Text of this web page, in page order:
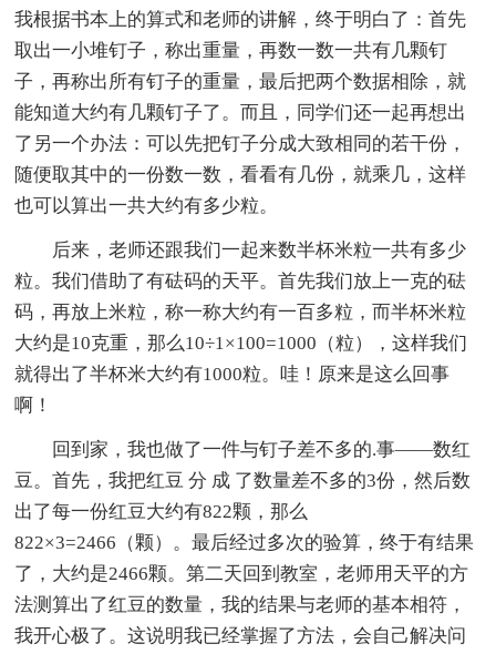
我根据书本上的算式和老师的讲解，终于明白了：首先
取出一小堆钉子，称出重量，再数一数一共有几颗钉
子，再称出所有钉子的重量，最后把两个数据相除，就
能知道大约有几颗钉子了。而且，同学们还一起再想出
了另一个办法：可以先把钉子分成大致相同的若干份，
随便取其中的一份数一数，看看有几份，就乘几，这样
也可以算出一共大约有多少粒。
后来，老师还跟我们一起来数半杯米粒一共有多少
粒。我们借助了有砝码的天平。首先我们放上一克的砝
码，再放上米粒，称一称大约有一百多粒，而半杯米粒
大约是10克重，那么10÷1×100=1000（粒），这样我们
就得出了半杯米大约有1000粒。哇！原来是这么回事
啊！
回到家，我也做了一件与钉子差不多的.事——数红
豆。首先，我把红豆 分 成 了数量差不多的3份，然后数
出了每一份红豆大约有822颗，那么
822×3=2466（颗）。最后经过多次的验算，终于有结果
了，大约是2466颗。第二天回到教室，老师用天平的方
法测算出了红豆的数量，我的结果与老师的基本相符，
我开心极了。这说明我已经掌握了方法，会自己解决问